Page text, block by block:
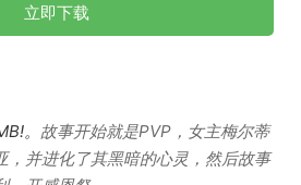
立即下载
。 故事开始就是PVP，女主梅尔蒂
，并进化了其黑暗的心灵，然后故事